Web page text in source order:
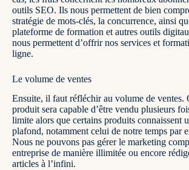
outils SEO. Ils nous permettent de bien
stratégie de mots-clés, la concurrence, ainsi
plateforme de formation et autres outils
nous permettent d’offrir nos services et
ligne.
Le volume de ventes
Ensuite, il faut réfléchir au volume de ventes.
produit sera capable d’être vendu plusieurs
limite alors que certains produits connaissent
plafond, notamment celui de notre temps par
Nous ne pouvons pas gérer le marketing
entreprise de manière illimitée ou encore
articles à l’infini.